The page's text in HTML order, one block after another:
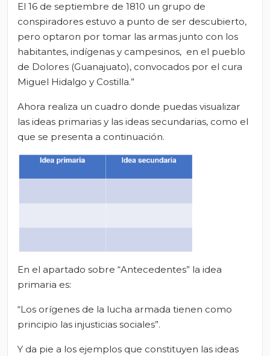
El 16 de septiembre de 1810 un grupo de
conspiradores estuvo a punto de ser descubierto,
pero optaron por tomar las armas junto con los
habitantes, indígenas y campesinos, en el pueblo
de Dolores (Guanajuato), convocados por el cura
Miguel Hidalgo y Costilla.”
Ahora realiza un cuadro donde puedas visualizar
las ideas primarias y las ideas secundarias, como el
que se presenta a continuación.
En el apartado sobre “Antecedentes” la idea
primaria es:
“Los orígenes de la lucha armada tienen como
principio las injusticias sociales”.
Y da pie a los ejemplos que constituyen las ideas